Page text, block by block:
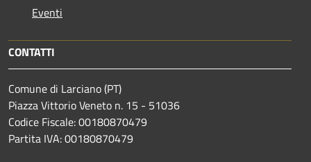
Eventi
CONTATTI
Comune di Larciano (PT)
Piazza Vittorio Veneto n. 15 - 51036
Codice Fiscale: 00180870479
Partita IVA: 00180870479